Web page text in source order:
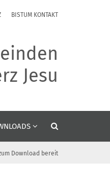
BISTUM KONTAKT
Jesu
Download bereit